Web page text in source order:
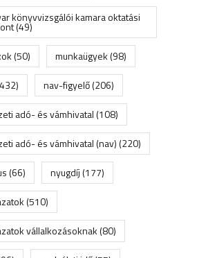
könyvvizsgálói kamara oktatási
(49)
(50) munkaügyek(98)
nav-figyelő(206)
adó- és vámhivatal(108)
adó- és vámhivatal (nav)(220)
(66) nyugdíj(177)
(510)
vállalkozásoknak(80)